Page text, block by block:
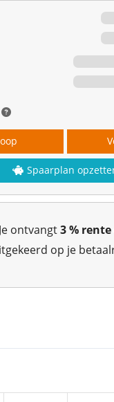
Spaarplan
Je ontvangt3 % rente
op je